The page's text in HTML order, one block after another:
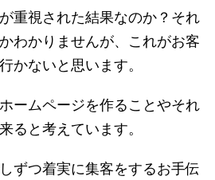
重視された結果なのか？それ
わかりませんが、これがお客
かないと思います。
ームページを作ることやそれ
ると考えています。
ずつ着実に集客をするお手伝